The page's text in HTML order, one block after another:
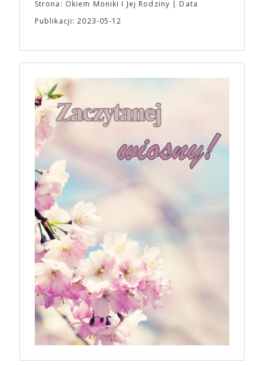
Strona: Okiem Moniki I Jej Rodziny
Data
Publikacji: 2023-05-12